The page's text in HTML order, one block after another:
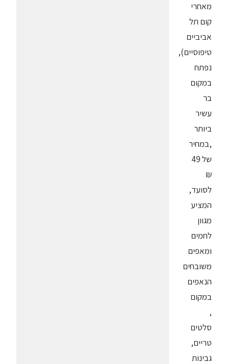
מאחרי
קום תל
אביביים
טיפוסיים),
נפתח
במקום
בר
עשיר
ביותר
,במחיר
של 49
₪
לסועד,
המציע
מגוון
לחמים
ומאפים
משובחים
הנאפים
במקום
,
סלטים
טריים,
גבינות